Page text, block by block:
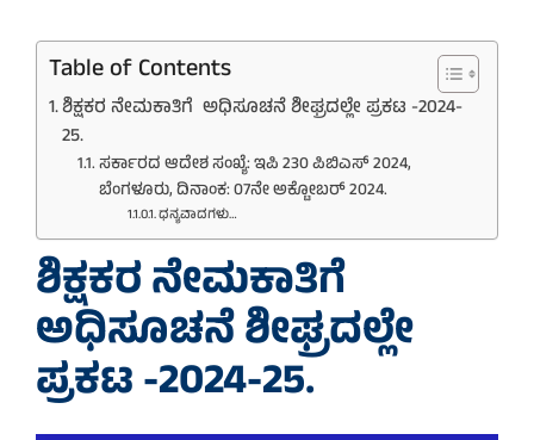
Table of Contents
ಶಿಕ್ಷಕರ ನೇಮಕಾತಿಗೆ ಅಧಿಸೂಚನೆ ಶೀಘ್ರದಲ್ಲೇ ಪ್ರಕಟ -2024-
25.
ಸರ್ಕಾರದ ಆದೇಶ ಸಂಖ್ಯೆ: ಇಪಿ 230 ಪಿಬಿಎಸ್ 2024,
ಬೆಂಗಳೂರು, ದಿನಾಂಕ: 07ನೇ ಅಕ್ಟೋಬರ್ 2024.
ಧನ್ಯವಾದಗಳು…
ಶಿಕ್ಷಕರ ನೇಮಕಾತಿಗೆ
ಅಧಿಸೂಚನೆ ಶೀಘ್ರದಲ್ಲೇ
ಪ್ರಕಟ -2024-25.